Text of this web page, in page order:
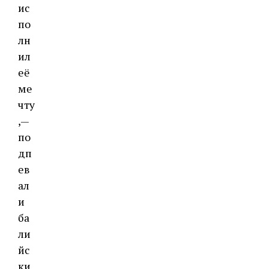
ис
по
лн
ил
её
ме
чту
,—
по
дп
ев
ал
и
ба
ли
йс